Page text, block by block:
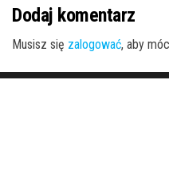
Dodaj komentarz
Musisz się zalogować, aby